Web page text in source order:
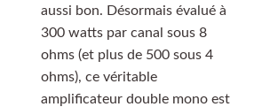
aussi bon. Désormais évalué à
300 watts par canal sous 8
ohms (et plus de 500 sous 4
ohms), ce véritable
amplificateur double mono est